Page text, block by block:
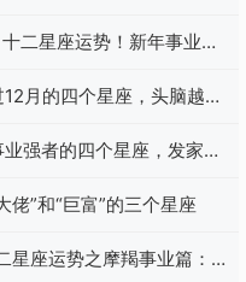
静待云开
二星座运势！新年事业如
月的四个星座，头脑越发
消失不见
强者的四个星座，发家致
子顺利十足
佬”和“巨富”的三个星座
星座运势之摩羯事业篇：